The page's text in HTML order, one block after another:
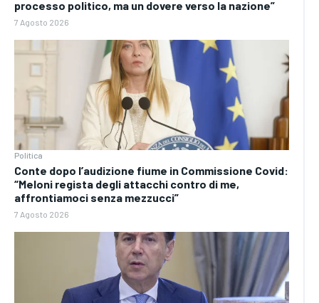
processo politico, ma un dovere verso la nazione”
7 Agosto 2026
Politica
Conte dopo l’audizione fiume in Commissione Covid:
“Meloni regista degli attacchi contro di me,
affrontiamoci senza mezzucci”
7 Agosto 2026